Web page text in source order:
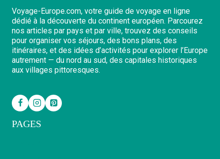
Voyage-Europe.com, votre guide de voyage en ligne
dédié à la découverte du continent européen. Parcourez
nos articles par pays et par ville, trouvez des conseils
pour organiser vos séjours, des bons plans, des
itinéraires, et des idées d’activités pour explorer l’Europe
autrement — du nord au sud, des capitales historiques
aux villages pittoresques.
PAGES